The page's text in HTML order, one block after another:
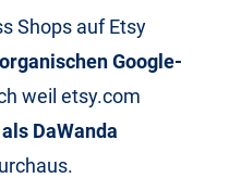
Shops auf Etsy
Google-
weil etsy.com
DaWanda